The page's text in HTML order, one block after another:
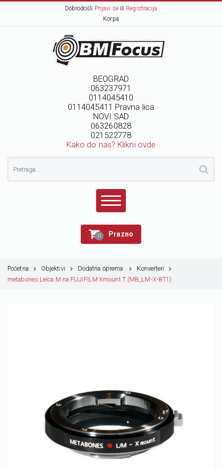
Dobrodošli Prijavi seili Registracija
Korpa
BEOGRAD
063237971
0114045410
0114045411 Pravna lica
NOVI SAD
063260828
021522778
Kako do nas? Klikni ovde
0 Prazno
Početna Objektivi Dodatna oprema
Konverteri
metabones Leica M na FUJIFILM Xmount T (MB_LM-X-BT1)